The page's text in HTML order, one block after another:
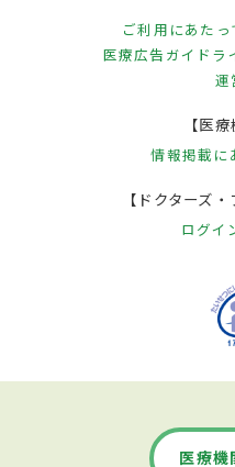
ご利用にあたっ
医療広告ガイドラ
運
【医
情報掲載に
【ドクターズ
ログイ
医療機